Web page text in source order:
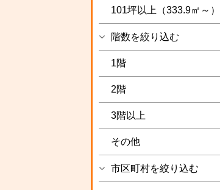
101坪以上（333.9㎡～）
階数を絞り込む
1階
2階
3階以上
その他
市区町村を絞り込む